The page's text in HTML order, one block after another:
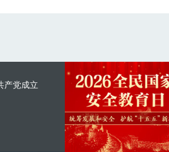
产党成立